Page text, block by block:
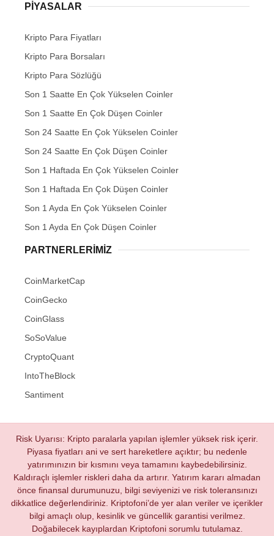
PIYASALAR
Kripto Para Fiyatları
Kripto Para Borsaları
Kripto Para Sözlüğü
Son 1 Saatte En Çok Yükselen Coinler
Son 1 Saatte En Çok Düşen Coinler
Son 24 Saatte En Çok Yükselen Coinler
Son 24 Saatte En Çok Düşen Coinler
Son 1 Haftada En Çok Yükselen Coinler
Son 1 Haftada En Çok Düşen Coinler
Son 1 Ayda En Çok Yükselen Coinler
Son 1 Ayda En Çok Düşen Coinler
PARTNERLERIMIZ
CoinMarketCap
CoinGecko
CoinGlass
SoSoValue
CryptoQuant
IntoTheBlock
Santiment
Risk Uyarısı: Kripto paralarla yapılan işlemler yüksek risk içerir.
Piyasa fiyatları ani ve sert hareketlere açıktır; bu nedenle
yatırımınızın bir kısmını veya tamamını kaybedebilirsiniz.
Kaldıraçlı işlemler riskleri daha da artırır. Yatırım kararı almadan
önce finansal durumunuzu, bilgi seviyenizi ve risk toleransınızı
dikkatlice değerlendiriniz. Kriptofoni’de yer alan veriler ve içerikler
bilgi amaçlı olup, kesinlik ve güncellik garantisi verilmez.
Doğabilecek kayıplardan Kriptofoni sorumlu tutulamaz.